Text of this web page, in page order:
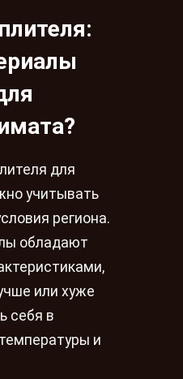
для
учитывать
региона.
обладают
или хуже
себя в
и